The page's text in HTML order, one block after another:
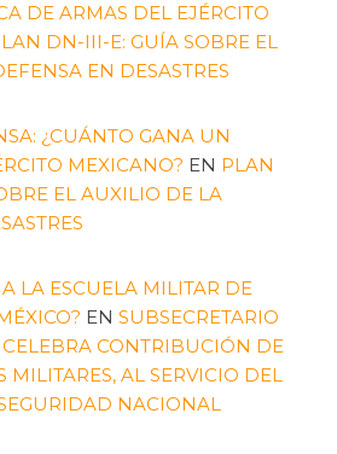
DE ARMAS DEL EJÉRCITO
DN-III-E: GUÍA SOBRE EL
EN DESASTRES
¿CUÁNTO GANA UN
MEXICANO? EN PLAN
EL AUXILIO DE LA
LA ESCUELA MILITAR DE
EN SUBSECRETARIO
CONTRIBUCIÓN DE
MILITARES, AL SERVICIO DEL
NACIONAL